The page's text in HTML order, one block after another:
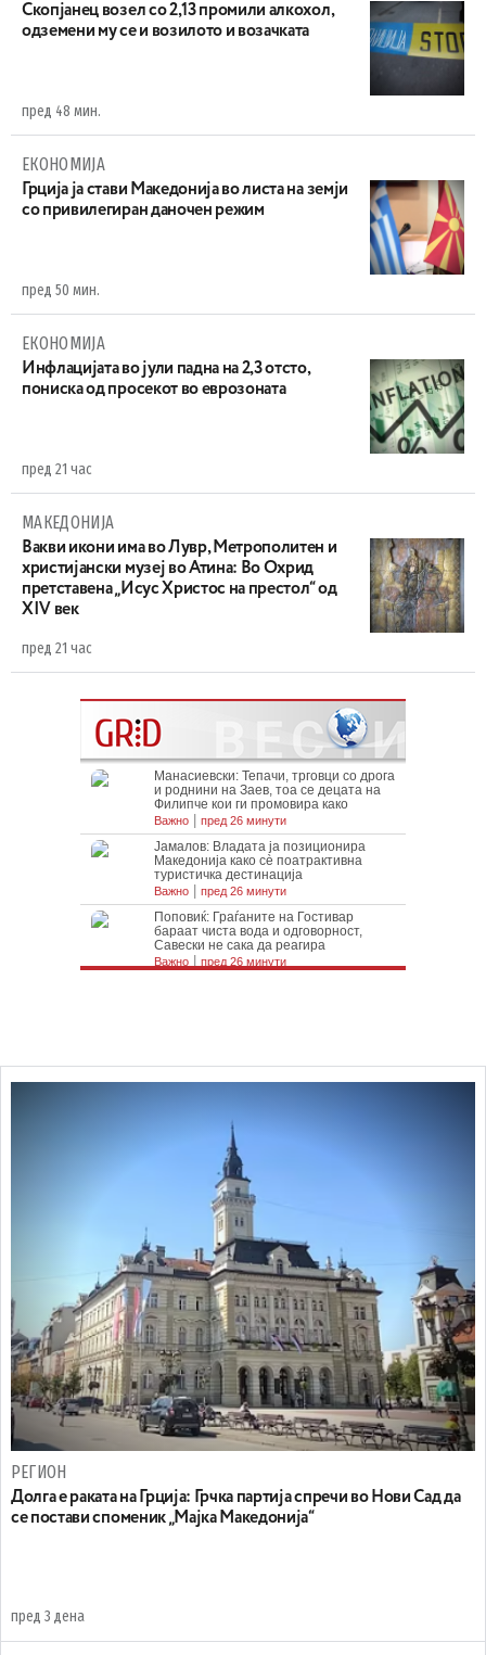
Скопјанец возел со 2,13 промили алкохол,
одземени му се и возилото и возачката
пред 48 мин.
ЕКОНОМИЈА
Грција ја стави Македонија во листа на земји
со привилегиран даночен режим
пред 50 мин.
ЕКОНОМИЈА
Инфлацијата во јули падна на 2,3 отсто,
пониска од просекот во еврозоната
пред 21 час
МАКЕДОНИЈА
Вакви икони има во Лувр, Метрополитен и
христијански музеј во Атина: Во Охрид
претставена „Исус Христос на престол“ од
XIV век
пред 21 час
РЕГИОН
Долга е раката на Грција: Грчка партија спречи во Нови Сад да
се постави споменик „Мајка Македонија“
пред 3 дена